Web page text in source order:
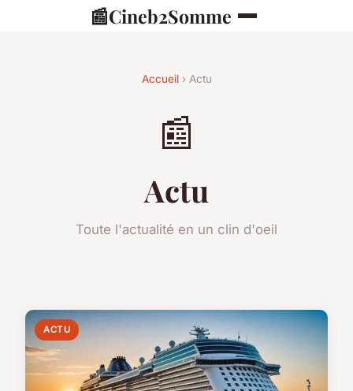
📰Cineb2Somme
Accueil› Actu
📰
Actu
Toute l'actualité en un clin d'oeil
ACTU